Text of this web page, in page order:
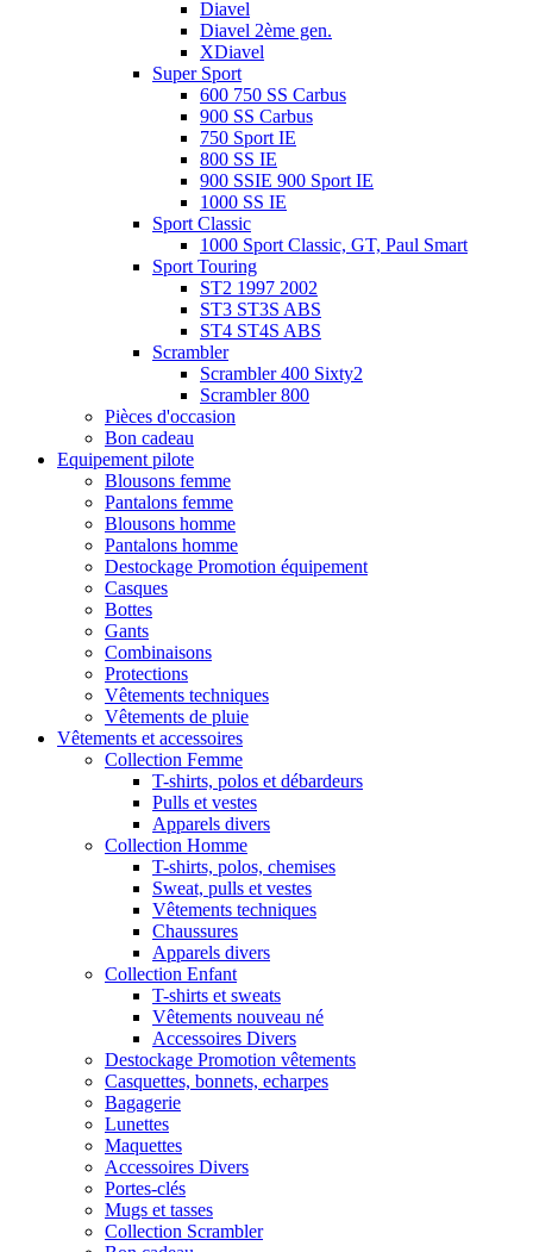
Diavel
Diavel 2ème gen.
XDiavel
Super Sport
600 750 SS Carbus
900 SS Carbus
750 Sport IE
800 SS IE
900 SSIE 900 Sport IE
1000 SS IE
Sport Classic
1000 Sport Classic, GT, Paul Smart
Sport Touring
ST2 1997 2002
ST3 ST3S ABS
ST4 ST4S ABS
Scrambler
Scrambler 400 Sixty2
Scrambler 800
Pièces d'occasion
Bon cadeau
Equipement pilote
Blousons femme
Pantalons femme
Blousons homme
Pantalons homme
Destockage Promotion équipement
Casques
Bottes
Gants
Combinaisons
Protections
Vêtements techniques
Vêtements de pluie
Vêtements et accessoires
Collection Femme
T-shirts, polos et débardeurs
Pulls et vestes
Apparels divers
Collection Homme
T-shirts, polos, chemises
Sweat, pulls et vestes
Vêtements techniques
Chaussures
Apparels divers
Collection Enfant
T-shirts et sweats
Vêtements nouveau né
Accessoires Divers
Destockage Promotion vêtements
Casquettes, bonnets, echarpes
Bagagerie
Lunettes
Maquettes
Accessoires Divers
Portes-clés
Mugs et tasses
Collection Scrambler